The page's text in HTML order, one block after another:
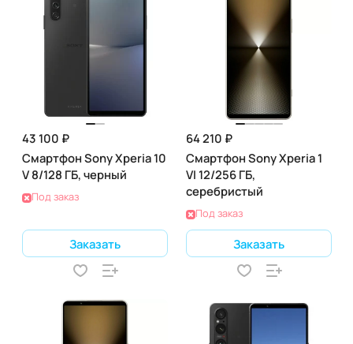
43 100 ₽
Смартфон Sony Xperia 10
V 8/128 ГБ, черный
Под заказ
Заказать
64 210 ₽
Смартфон Sony Xperia 1
VI 12/256 ГБ,
серебристый
Под заказ
Заказать